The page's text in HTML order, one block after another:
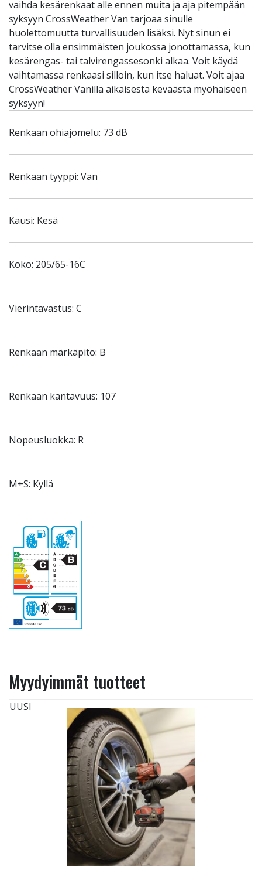
vaihda kesärenkaat alle ennen muita ja aja pitempään
syksyyn CrossWeather Van tarjoaa sinulle
huolettomuutta turvallisuuden lisäksi. Nyt sinun ei
tarvitse olla ensimmäisten joukossa jonottamassa, kun
kesärengas- tai talvirengassesonki alkaa. Voit käydä
vaihtamassa renkaasi silloin, kun itse haluat. Voit ajaa
CrossWeather Vanilla aikaisesta keväästä myöhäiseen
syksyyn!
Renkaan ohiajomelu: 73 dB
Renkaan tyyppi: Van
Kausi: Kesä
Koko: 205/65-16C
Vierintävastus: C
Renkaan märkäpito: B
Renkaan kantavuus: 107
Nopeusluokka: R
M+S: Kyllä
Myydyimmät tuotteet
UUSI